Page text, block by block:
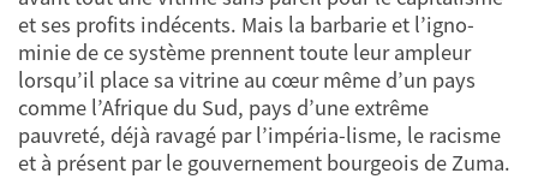
et ses profits indécents. Mais la barbarie et l’igno-
minie de ce système prennent toute leur ampleur
lorsqu’il place sa vitrine au cœur même d’un pays
comme l’Afrique du Sud, pays d’une extrême
pauvreté, déjà ravagé par l’impéria-lisme, le racisme
et à présent par le gouvernement bourgeois de Zuma.